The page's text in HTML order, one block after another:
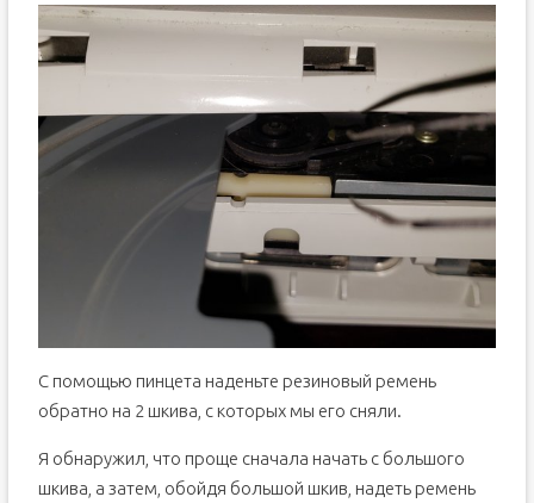
С помощью пинцета наденьте резиновый ремень
обратно на 2 шкива, с которых мы его сняли.
Я обнаружил, что проще сначала начать с большого
шкива, а затем, обойдя большой шкив, надеть ремень